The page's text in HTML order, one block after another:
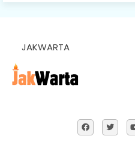
JAKWARTA